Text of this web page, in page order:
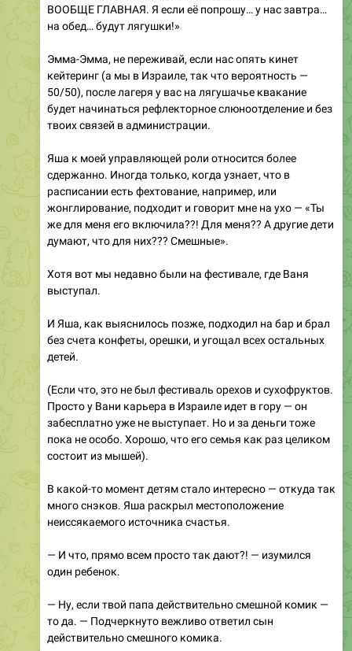
ВООБЩЕ ГЛАВНАЯ. Я если её попрошу… у нас завтра…
на обед… будут лягушки!»
Эмма-Эмма, не переживай, если нас опять кинет
кейтеринг (а мы в Израиле, так что вероятность —
50/50), после лагеря у вас на лягушачье квакание
будет начинаться рефлекторное слюноотделение и без
твоих связей в администрации.
Яша к моей управляющей роли относится более
сдержанно. Иногда только, когда узнает, что в
расписании есть фехтование, например, или
жонглирование, подходит и говорит мне на ухо — «Ты
же для меня его включила??! Для меня?? А другие дети
думают, что для них??? Смешные».
Хотя вот мы недавно были на фестивале, где Ваня
выступал.
И Яша, как выяснилось позже, подходил на бар и брал
без счета конфеты, орешки, и угощал всех остальных
детей.
(Если что, это не был фестиваль орехов и сухофруктов.
Просто у Вани карьера в Израиле идет в гору — он
забесплатно уже не выступает. Но и за деньги тоже
пока не особо. Хорошо, что его семья как раз целиком
состоит из мышей).
В какой-то момент детям стало интересно — откуда так
много снэков. Яша раскрыл местоположение
неиссякаемого источника счастья.
— И что, прямо всем просто так дают?! — изумился
один ребенок.
— Ну, если твой папа действительно смешной комик —
то да. — Подчеркнуто вежливо ответил сын
действительно смешного комика.